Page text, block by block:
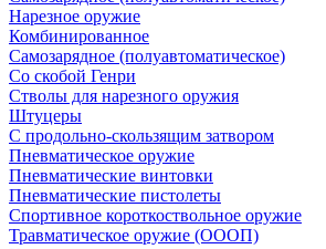
Нарезное оружие
Комбинированное
Самозарядное (полуавтоматическое)
Со скобой Генри
Стволы для нарезного оружия
Штуцеры
С продольно-скользящим затвором
Пневматическое оружие
Пневматические винтовки
Пневматические пистолеты
Спортивное короткоствольное оружие
Травматическое оружие (ОООП)